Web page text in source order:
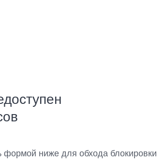
формой ниже для обхода блокировки